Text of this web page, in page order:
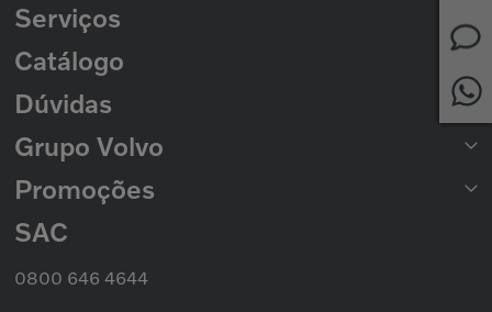
Peças para Caminhões
Peças para Ônibus
Serviços
Rede de Concessionárias
2ª Via de Boleto
Catálogo
Catálogo de Peças
Catálogo Nacional de Motores
Dúvidas
Formas de Pagamento
Prazo de Entrega
Trocas e Devoluções
Política de Privacidade
Cookies
Política de Garantias
Grupo Volvo
Seminovos Volvo
Volvo Caminhões
Volvo Ônibus
Grupo Volvo
Promoções
Promoção Nacional
SAC
0800 646 4644